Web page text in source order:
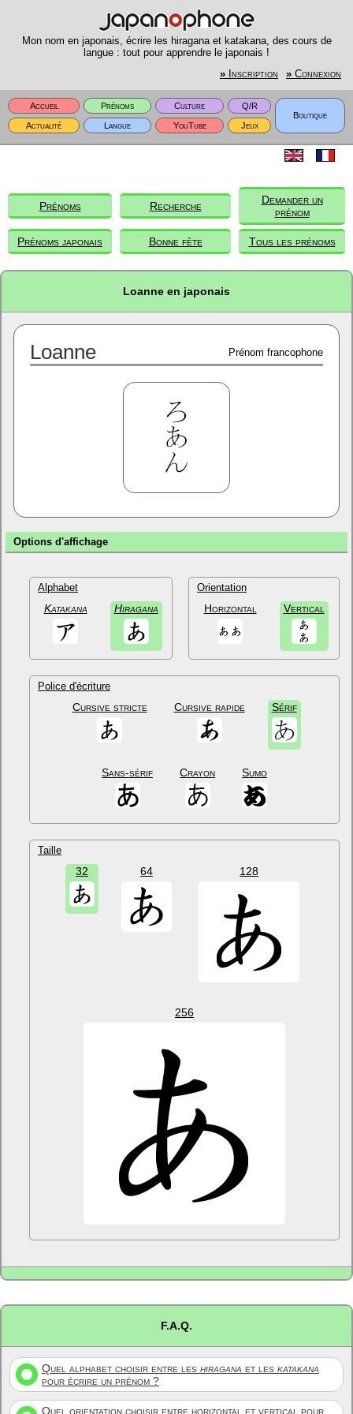
Mon nom en japonais, écrire les hiragana et katakana, des cours de
langue : tout pour apprendre le japonais !
» Inscription » Connexion
Accueil Prénoms Culture
Q/R
Boutique
Actualité
Langue YouTube Jeux
Prénoms Recherche
Demander un
prénom
Prénoms japonais Bonne fête Tous les prénoms
Loanne en japonais
Loanne Prénom francophone
Options d'affichage
Alphabet
Katakana Hiragana
Orientation
Horizontal Vertical
Police d'écriture
Cursive stricte Cursive rapide Sérif
Sans-sérif Crayon Sumo
Taille
32 64 128
256
F.A.Q.
Quel alphabet choisir entre les hiragana et les katakana
pour écrire un prénom ?
Quel orientation choisir entre horizontal et vertical pour